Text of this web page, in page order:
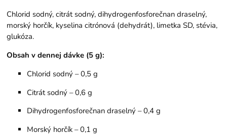
Chlorid sodný, citrát sodný, dihydrogenfosforečnan draselný,
morský horčík, kyselina citrónová (dehydrát), limetka SD, stévia,
glukóza.
Obsah v dennej dávke (5 g):
Chlorid sodný – 0,5 g
Citrát sodný – 0,6 g
Dihydrogenfosforečnan draselný – 0,4 g
Morský horčík – 0,1 g